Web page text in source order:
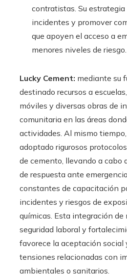
contratistas. Su
incidentes y promover
que apoyen el acceso a
menores niveles de riesgo.
Lucky Cement: mediante su
destinado recursos a
móviles y diversas obras de
comunitaria en las áreas
actividades. Al mismo
adoptado rigurosos
de cemento, llevando a cabo
de respuesta ante
constantes de capacitación
incidentes y riesgos de
químicas. Esta integración de
seguridad laboral y
favorece la aceptación social
tensiones relacionadas con
ambientales o sanitarios.